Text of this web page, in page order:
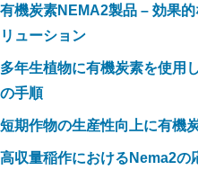
有機炭素NEMA2製品 – 効果
リューション
多年生植物に有機炭素を使用
の手順
短期作物の生産性向上に有機
高収量稲作におけるNema2の